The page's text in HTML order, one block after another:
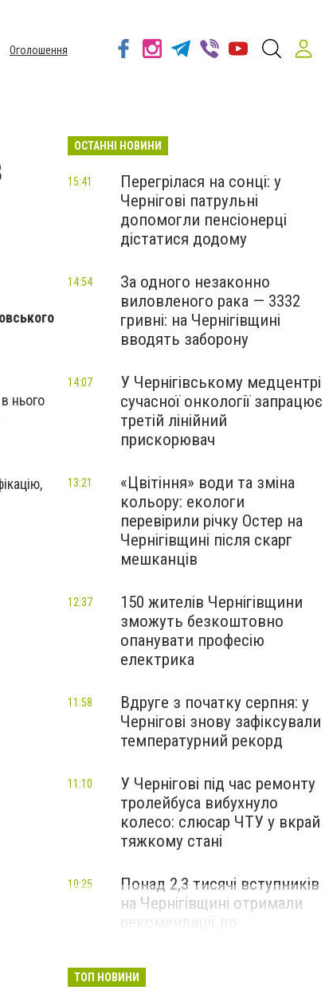
Оголошення
нього
ОСТАННІ НОВИНИ
Перегрілася на сонці: у
Чернігові патрульні
допомогли пенсіонерці
дістатися додому
15:41
За одного незаконно
виловленого рака — 3332
гривні: на Чернігівщині
вводять заборону
14:54
У Чернігівському медцентрі
сучасної онкології запрацює
третій лінійний
прискорювач
14:07
«Цвітіння» води та зміна
кольору: екологи
перевірили річку Остер на
Чернігівщині після скарг
мешканців
13:21
150 жителів Чернігівщини
зможуть безкоштовно
опанувати професію
електрика
12:37
Вдруге з початку серпня: у
Чернігові знову зафіксували
температурний рекорд
11:58
У Чернігові під час ремонту
тролейбуса вибухнуло
колесо: слюсар ЧТУ у вкрай
тяжкому стані
11:10
Понад 2,3 тисячі вступників
на Чернігівщині отримали
серпня
10:25
ТОП НОВИНИ